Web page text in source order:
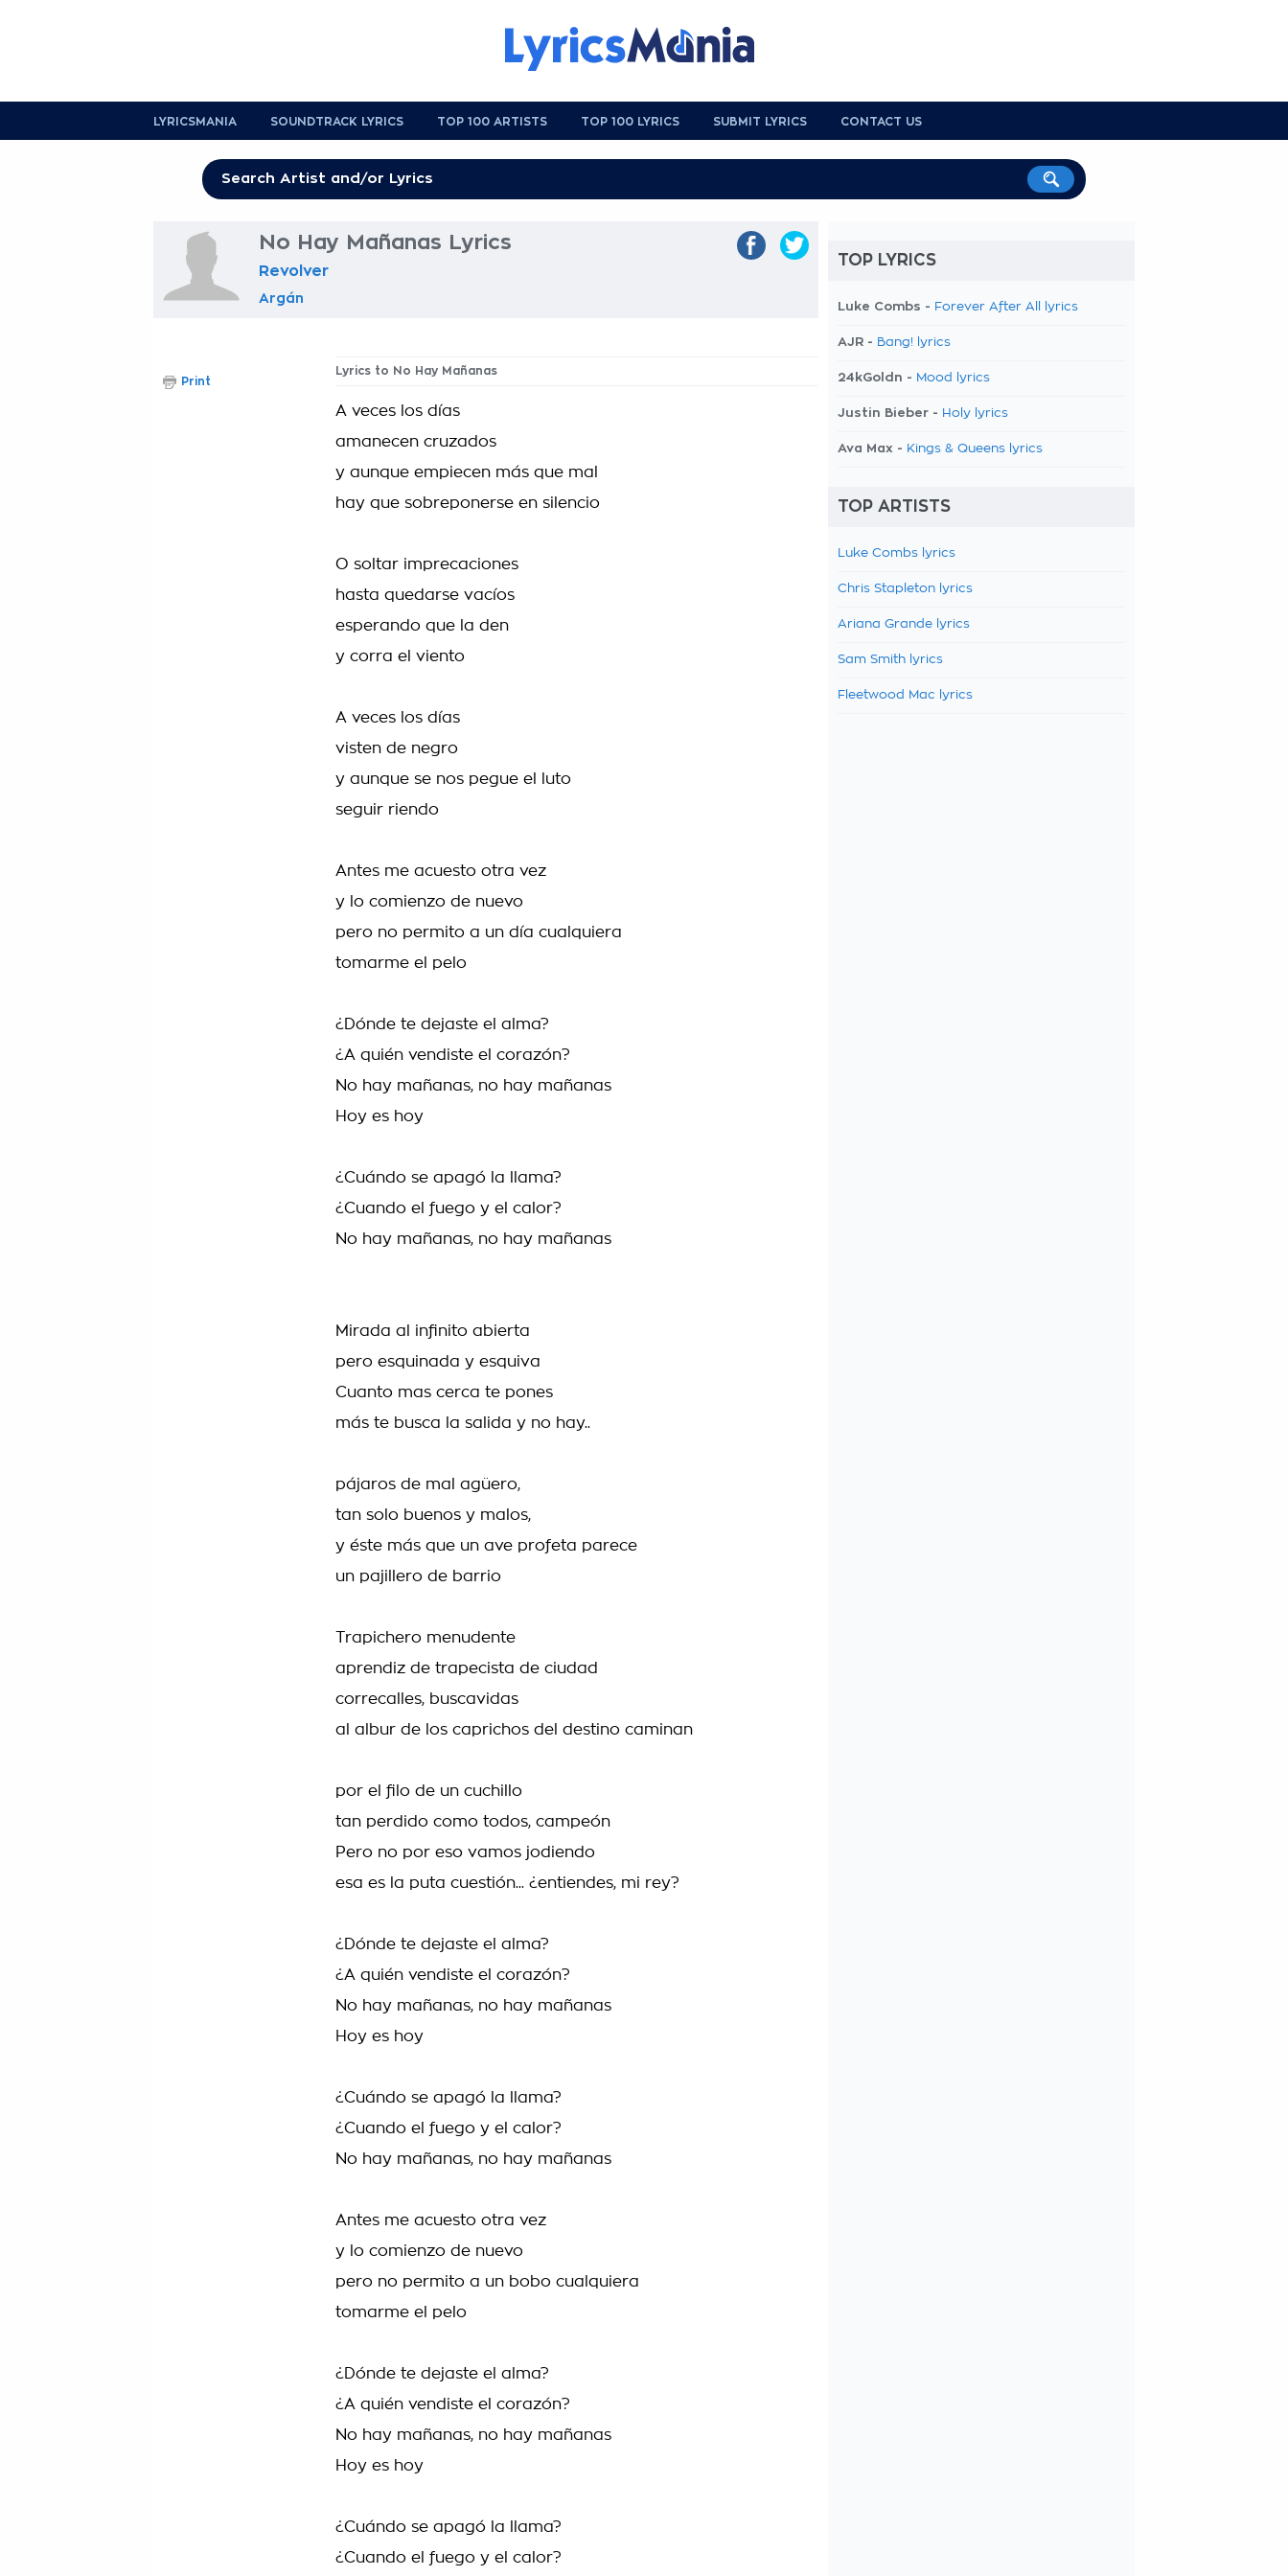
LYRICSMANIA SOUNDTRACK LYRICS TOP 100 ARTISTS TOP 100 LYRICS SUBMIT LYRICS CONTACT US
No Hay Mañanas Lyrics
Revolver
Argán
Lyrics to No Hay Mañanas
A veces los días
amanecen cruzados
y aunque empiecen más que mal
hay que sobreponerse en silencio
O soltar imprecaciones
hasta quedarse vacíos
esperando que la den
y corra el viento
A veces los días
visten de negro
y aunque se nos pegue el luto
seguir riendo
Antes me acuesto otra vez
y lo comienzo de nuevo
pero no permito a un día cualquiera
tomarme el pelo
¿Dónde te dejaste el alma?
¿A quién vendiste el corazón?
No hay mañanas, no hay mañanas
Hoy es hoy
¿Cuándo se apagó la llama?
¿Cuando el fuego y el calor?
No hay mañanas, no hay mañanas
Mirada al infinito abierta
pero esquinada y esquiva
Cuanto mas cerca te pones
más te busca la salida y no hay..
pájaros de mal agüero,
tan solo buenos y malos,
y éste más que un ave profeta parece
un pajillero de barrio
Trapichero menudente
aprendiz de trapecista de ciudad
correcalles, buscavidas
al albur de los caprichos del destino caminan
por el filo de un cuchillo
tan perdido como todos, campeón
Pero no por eso vamos jodiendo
esa es la puta cuestión... ¿entiendes, mi rey?
¿Dónde te dejaste el alma?
¿A quién vendiste el corazón?
No hay mañanas, no hay mañanas
Hoy es hoy
¿Cuándo se apagó la llama?
¿Cuando el fuego y el calor?
No hay mañanas, no hay mañanas
Antes me acuesto otra vez
y lo comienzo de nuevo
pero no permito a un bobo cualquiera
tomarme el pelo
¿Dónde te dejaste el alma?
¿A quién vendiste el corazón?
No hay mañanas, no hay mañanas
Hoy es hoy
¿Cuándo se apagó la llama?
¿Cuando el fuego y el calor?
Print
TOP LYRICS
Luke Combs - Forever After All lyrics
AJR - Bang! lyrics
24kGoldn - Mood lyrics
Justin Bieber - Holy lyrics
Ava Max - Kings & Queens lyrics
TOP ARTISTS
Luke Combs lyrics
Chris Stapleton lyrics
Ariana Grande lyrics
Sam Smith lyrics
Fleetwood Mac lyrics